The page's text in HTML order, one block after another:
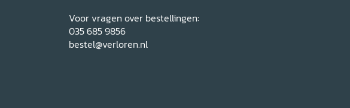
Voor vragen over bestellingen:
035 685 9856
bestel@verloren.nl